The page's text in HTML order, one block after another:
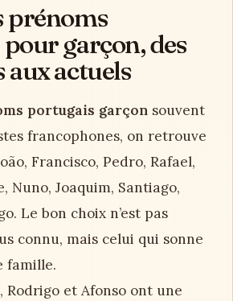
prénoms
garçon, des
aux actuels
portugais garçon souvent
francophones, on retrouve
Francisco, Pedro, Rafael,
Nuno, Joaquim, Santiago,
Le bon choix n’est pas
connu, mais celui qui sonne
famille.
Rodrigo et Afonso ont une